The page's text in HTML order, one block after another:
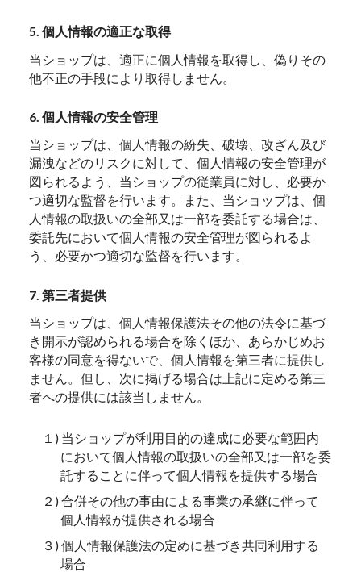
5. 個人情報の適正な取得
当ショップは、適正に個人情報を取得し、偽りその
他不正の手段により取得しません。
6. 個人情報の安全管理
当ショップは、個人情報の紛失、破壊、改ざん及び
漏洩などのリスクに対して、個人情報の安全管理が
図られるよう、当ショップの従業員に対し、必要か
つ適切な監督を行います。また、当ショップは、個
人情報の取扱いの全部又は一部を委託する場合は、
委託先において個人情報の安全管理が図られるよ
う、必要かつ適切な監督を行います。
7. 第三者提供
当ショップは、個人情報保護法その他の法令に基づ
き開示が認められる場合を除くほか、あらかじめお
客様の同意を得ないで、個人情報を第三者に提供し
ません。但し、次に掲げる場合は上記に定める第三
者への提供には該当しません。
１) 当ショップが利用目的の達成に必要な範囲内
において個人情報の取扱いの全部又は一部を委
託することに伴って個人情報を提供する場合
２) 合併その他の事由による事業の承継に伴って
個人情報が提供される場合
３) 個人情報保護法の定めに基づき共同利用する
場合